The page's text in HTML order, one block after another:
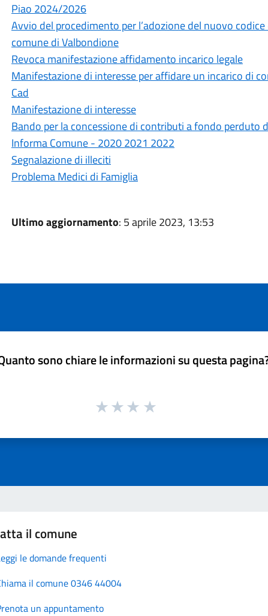
Piao 2024/2026
Avvio del procedimento per l’adozione del nuovo
comune di Valbondione
Revoca manifestazione affidamento incarico legale
Manifestazione di interesse per affidare un incarico di
Cad
Manifestazione di interesse
Bando per la concessione di contributi a fondo perduto
Informa Comune - 2020 2021 2022
Segnalazione di illeciti
Problema Medici di Famiglia
Ultimo aggiornamento: 5 aprile 2023, 13:53
sono chiare le informazioni su questa
il comune
le domande frequenti
il comune 0346 44004
un appuntamento